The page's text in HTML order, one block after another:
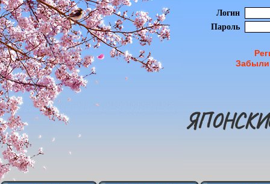
Логин
Пароль